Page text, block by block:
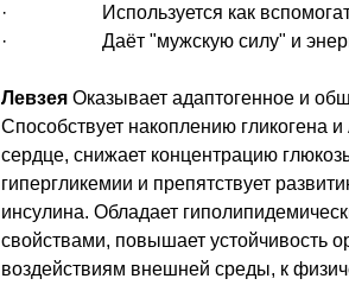
· Используется как
· Даёт "мужскую силу" и
Левзея Оказывает адаптогенное и
Способствует накоплению гликогена
сердце, снижает концентрацию
гипергликемии и препятствует
инсулина. Обладает
свойствами, повышает устойчивость
воздействиям внешней среды, к